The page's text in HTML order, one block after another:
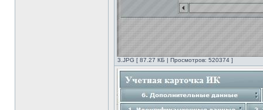
3.JPG [ 87.27 КБ | Просмотров: 520374 ]